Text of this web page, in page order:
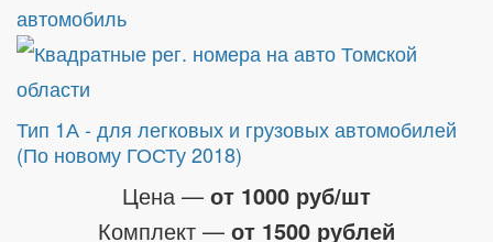
автомобиль
Тип 1А - для легковых и грузовых автомобилей
(По новому ГОСТу 2018)
Цена — от 1000 руб/шт
Комплект — от 1500 рублей